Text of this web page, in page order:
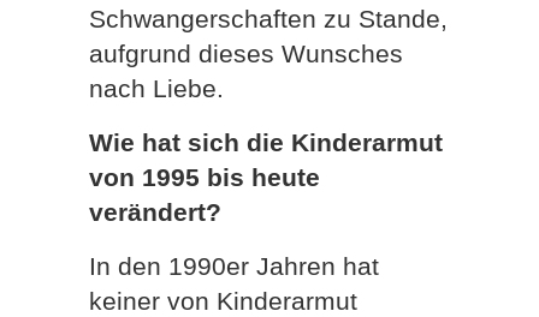
Schwangerschaften zu Stande,
aufgrund dieses Wunsches
nach Liebe.
Wie hat sich die Kinderarmut
von 1995 bis heute
verändert?
In den 1990er Jahren hat
keiner von Kinderarmut